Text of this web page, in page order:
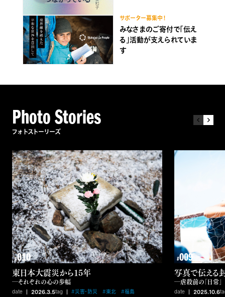
サポーター募集中！
みなさまのご寄付で「伝え
る」活動が支えられていま
す
Photo Stories
フォトストーリーズ
#010
東日本大震災から15年
―それぞれの心の歩幅
date 2026.3.5tag #災害・防災 #東北 #福島
#009
写真で伝える
―虐殺前の「日常」
date 2025.10.6